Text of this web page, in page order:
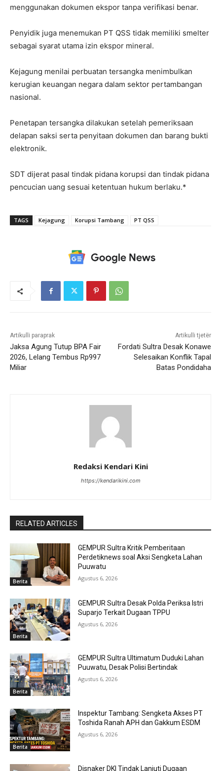
menggunakan dokumen ekspor tanpa verifikasi benar.
Penyidik juga menemukan PT QSS tidak memiliki smelter
sebagai syarat utama izin ekspor mineral.
Kejagung menilai perbuatan tersangka menimbulkan
kerugian keuangan negara dalam sektor pertambangan
nasional.
Penetapan tersangka dilakukan setelah pemeriksaan
delapan saksi serta penyitaan dokumen dan barang bukti
elektronik.
SDT dijerat pasal tindak pidana korupsi dan tindak pidana
pencucian uang sesuai ketentuan hukum berlaku.*
TAGS Kejagung Korupsi Tambang PT QSS
Artikulli paraprak
Jaksa Agung Tutup BPA Fair
2026, Lelang Tembus Rp997
Miliar
Artikulli tjetër
Fordati Sultra Desak Konawe
Selesaikan Konflik Tapal
Batas Pondidaha
Redaksi Kendari Kini
https://kendarikini.com
RELATED ARTICLES
Berita
GEMPUR Sultra Kritik Pemberitaan
Perdetiknews soal Aksi Sengketa Lahan
Puuwatu
Agustus 6, 2026
Berita
GEMPUR Sultra Desak Polda Periksa Istri
Suparjo Terkait Dugaan TPPU
Agustus 6, 2026
Berita
GEMPUR Sultra Ultimatum Duduki Lahan
Puuwatu, Desak Polisi Bertindak
Agustus 6, 2026
Berita
Inspektur Tambang: Sengketa Akses PT
Toshida Ranah APH dan Gakkum ESDM
Agustus 6, 2026
Disnaker DKI Tindak Lanjuti Dugaan